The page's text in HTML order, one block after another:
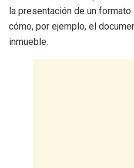
la presentación de un formato
cómo, por ejemplo, el
inmueble.